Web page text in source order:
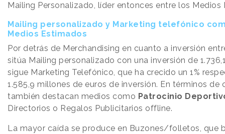
Mailing Personalizado, líder entonces entre los Medios
Mailing personalizado y Marketing telefónico
Medios Estimados
Por detrás de Merchandising en cuanto a inversión
sitúa Mailing personalizado con una inversión de
sigue Marketing Telefónico, que ha crecido un 1%
1.585,9 millones de euros de inversión. En términos de
también destacan medios como Patrocinio
Directorios o Regalos Publicitarios offline.
La mayor caída se produce en Buzones/folletos, que